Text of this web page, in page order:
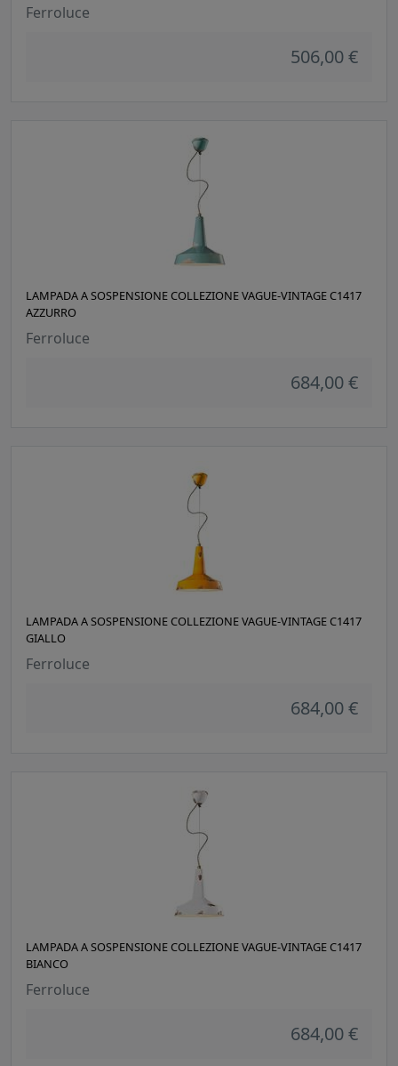
Ferroluce
506,00 €
LAMPADA A SOSPENSIONE COLLEZIONE VAGUE-VINTAGE C1417
AZZURRO
Ferroluce
684,00 €
LAMPADA A SOSPENSIONE COLLEZIONE VAGUE-VINTAGE C1417
GIALLO
Ferroluce
684,00 €
LAMPADA A SOSPENSIONE COLLEZIONE VAGUE-VINTAGE C1417
BIANCO
Ferroluce
684,00 €